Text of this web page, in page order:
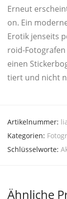
Erneut
on. Ein
Ero­tik jen­seits
roid-
einen
tiert und nicht
Artikelnummer:
Kategorien:
Schlüsselworte:
Ähnliche